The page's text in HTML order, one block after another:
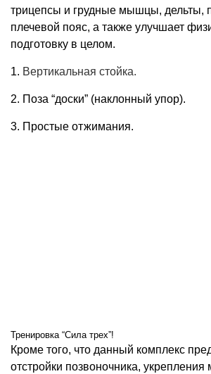
трицепсы и грудные мышцы, дельты,
плечевой пояс, а также улучшает
подготовку в целом.
1. Вертикальная стойка.
2. Поза “доски” (наклонный упор).
3. Простые отжимания.
Тренировка “Сила трех”!
Кроме того, что данный комплекс
отстройки позвоночника,